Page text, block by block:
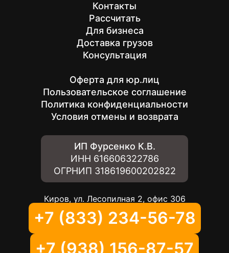
Контакты
Рассчитать
Для бизнеса
Доставка грузов
Консультация
Оферта для юр.лиц
Пользовательское соглашение
Политика конфиденциальности
Условия отмены и возврата
ИП Фурсенко К.В.
ИНН 616606322786
ОГРНИП 318619600202822
Киров, ул. Лесопилная 2, офис 306
+7 (833) 234-56-78
+7 (938) 156-87-57